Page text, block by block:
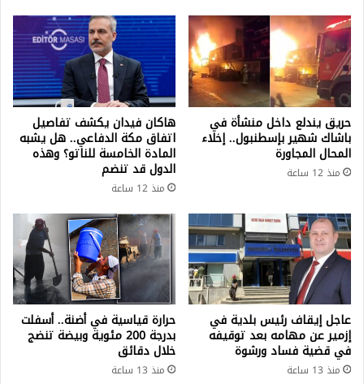
حريق يندلع داخل منشأة في
باشاك شهير بإسطنبول.. إخلاء
المحال المجاورة
منذ 12 ساعة
هاكان فيدان يكشف تفاصيل
اتفاق مكة الدفاعي.. هل يشبه
المادة الخامسة للناتو؟ وهذه
الدول قد تنضم
منذ 12 ساعة
عاجل إيقاف رئيس بلدية في
إزمير عن مهامه بعد توقيفه
في قضية فساد ورشوة
منذ 13 ساعة
حرارة قياسية في أضنة.. أسفلت
بدرجة 200 مئوية وبيضة تنضج
خلال دقائق
منذ 13 ساعة